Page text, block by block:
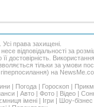
. Усі права захищені.
відповідальності за
достовірність. Використання
тільки за умови
на
Погода Гороскоп
Авто Фото Відео
імені Ігри Шоу-бізнес